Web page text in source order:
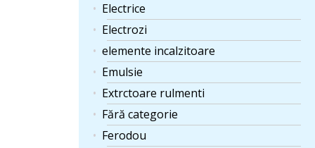
Electrice
Electrozi
elemente incalzitoare
Emulsie
Extrctoare rulmenti
Fără categorie
Ferodou